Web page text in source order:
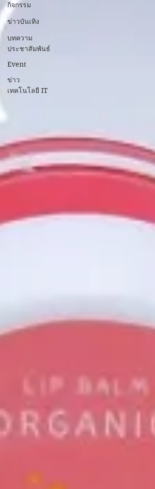
กิจกรรม
ข่าวบันเทิง
บทความ
ประชาสัมพันธ์
Event
ข่าว
เทคโนโลยี IT